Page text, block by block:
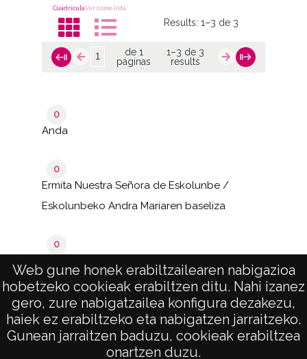
Web gune honek erabiltzailearen nabigazioa
hobetzeko cookieak erabiltzen ditu. Nahi izanez
gero, zure nabigatzailea konfigura dezakezu,
haiek ez erabiltzeko eta nabigatzen jarraitzeko.
Gunean jarraitzen baduzu, cookieak erabiltzea
onartzen duzu.
CuadrículaVer como lista
Results:1–3 de 3
de 1
páginas
1–3 de 3
results
0
Anda
0
Ermita Nuestra Señora de Eskolunbe /
Eskolunbeko Andra Mariaren baseliza
0
de 1
páginas
1–3 de 3
results